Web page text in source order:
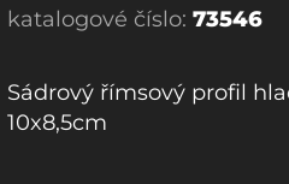
katalogové číslo: 73546
Sádrový římsový profil
10x8,5cm